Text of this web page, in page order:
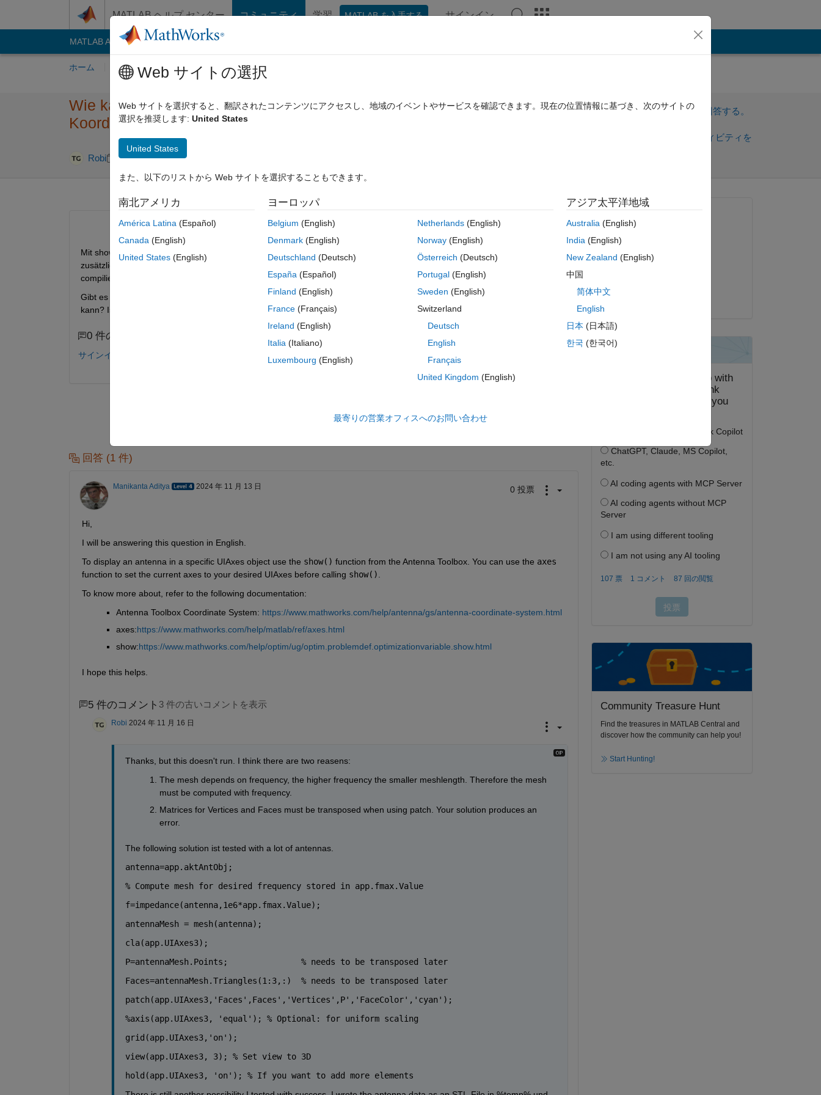
MATLAB ヘルプ センター コミュニティ 学習 MATLAB を入手する サインイン
MATLAB Answers File Exchange
ホーム 質問する 回答 閲覧 MATLAB に関する FAQ
Wie kann man in der Antenna Toolbox die Funktion show() auf ein
Koordinatensystem ax beziehen?
Robi 2024 11 月 7 1 回答
サインインしてこの質問に回答する。
サインインしてアクティビティを
古いコメントを表示
Mit show(antenna) kann sich eine gewählte Antenne grafisch in 3D darstellen lassen. Leider erscheint das Bild nur in einem
zusätzlichen Fenster. Dadurch ist es offenbar unmöglich, eine entsprechende App, die show() nutzt, auf dem App-Server zu
compilieren.
Gibt es dafür ein Workaround, so dass man die Darstellung der Antenne in einem eigenen UIAxes-Objekt darstellen lassen
kann? Ist eine entsprechende Erweiterung wie etwa show(ax,antenna) geplant?
0 件のコメント
サインインしてコメントする。
回答 (1 件)
Manikanta Aditya 2024 年 11 月 13 日 0 投票
Hi,
I will be answering this question in English.
To display an antenna in a specific UIAxes object use the show() function from the Antenna Toolbox. You can use the axes
function to set the current axes to your desired UIAxes before calling show()
To know more about, refer to the following documentation:
Antenna Toolbox Coordinate System: https://www.mathworks.com/help/antenna/gs/antenna-coordinate-system.html
axes:https://www.mathworks.com/help/matlab/ref/axes.html
show:https://www.mathworks.com/help/optim/ug/optim.problemdef.optimizationvariable.show.html
I hope this helps.
5 件のコメント 3 件の古いコメントを表示
Robi 2024 年 11 月 16 日
Thanks, but this doesn't run. I think there are two reasens:
The mesh depends on frequency, the higher frequency the smaller meshlength. Therefore the mesh
must be computed with frequency.
Matrices for Vertices and Faces must be transposed when using patch. Your solution produces an
error.
The following solution ist tested with a lot of antennas.
antenna=app.aktAntObj;
% Compute mesh for desired frequency stored in app.fmax.Value
f=impedance(antenna,1e6*app.fmax.Value);
antennaMesh = mesh(antenna);
cla(app.UIAxes3);
P=antennaMesh.Points; % needs to be transposed later
Faces=antennaMesh.Triangles(1:3,:) % needs to be transposed later
patch(app.UIAxes3, 'Faces' ,Faces', 'Vertices' ,P', 'FaceColor' , 'cyan' );
%axis(app.UIAxes3, 'equal'); % Optional: for uniform scaling
grid(app.UIAxes3, 'on' );
view(app.UIAxes3, 3); % Set view to 3D
hold(app.UIAxes3,
'on' ); % If you want to add more elements
2024 年 11 月 7 日
Community Treasure Hunt
Find the treasures in MATLAB Central and
discover how the community can help you!
Start Hunting!
Web サイトの選択
Web サイトを選択すると、翻訳されたコンテンツにアクセスし、地域のイベントやサービスを確認できます。現在の位置情報に基づき、次のサイトの
選択を推奨します: United States
United States
また、以下のリストから Web サイトを選択することもできます。
南北アメリカ
América Latina (Español)
Canada (English)
United States (English)
ヨーロッパ
Belgium (English)
Denmark (English)
Deutschland (Deutsch)
España (Español)
Finland (English)
France (Français)
Ireland (English)
Italia (Italiano)
Luxembourg (English)
Netherlands(English)
Norway(English)
Österreich (Deutsch)
Portugal(English)
Sweden (English)
Switzerland
Deutsch
English
Français
United Kingdom (English)
アジア太平洋地域
Australia(English)
India(English)
New Zealand (English)
中国
简体中文
English
日本 (日本語)
한국 (한국어)
最寄りの営業オフィスへのお問い合わせ